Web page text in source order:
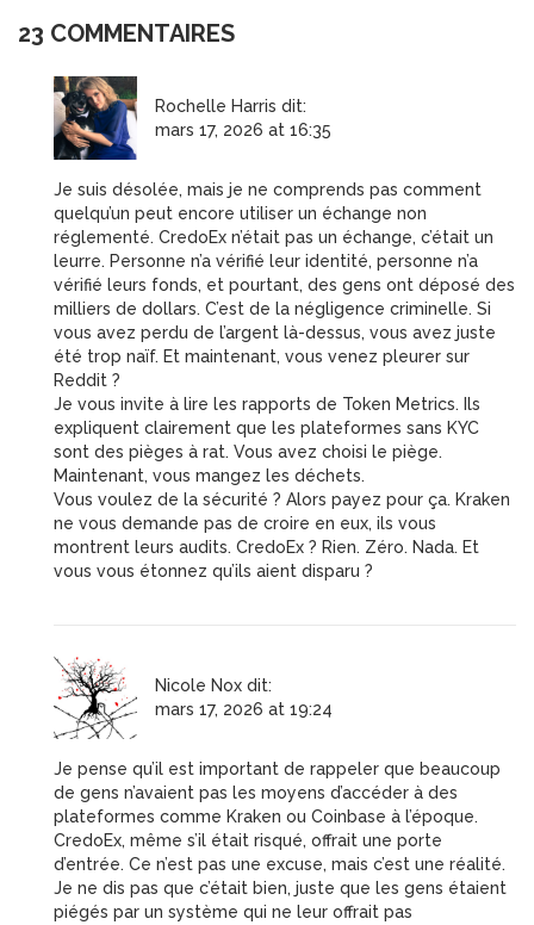
23 COMMENTAIRES
Rochelle Harris dit:
mars 17, 2026 at 16:35
Je suis désolée, mais je ne comprends pas comment
quelqu’un peut encore utiliser un échange non
réglementé. CredoEx n’était pas un échange, c’était un
leurre. Personne n’a vérifié leur identité, personne n’a
vérifié leurs fonds, et pourtant, des gens ont déposé des
milliers de dollars. C’est de la négligence criminelle. Si
vous avez perdu de l’argent là-dessus, vous avez juste
été trop naïf. Et maintenant, vous venez pleurer sur
Reddit ?
Je vous invite à lire les rapports de Token Metrics. Ils
expliquent clairement que les plateformes sans KYC
sont des pièges à rat. Vous avez choisi le piège.
Maintenant, vous mangez les déchets.
Vous voulez de la sécurité ? Alors payez pour ça. Kraken
ne vous demande pas de croire en eux, ils vous
montrent leurs audits. CredoEx ? Rien. Zéro. Nada. Et
vous vous étonnez qu’ils aient disparu ?
Nicole Nox dit:
mars 17, 2026 at 19:24
Je pense qu’il est important de rappeler que beaucoup
de gens n’avaient pas les moyens d’accéder à des
plateformes comme Kraken ou Coinbase à l’époque.
CredoEx, même s’il était risqué, offrait une porte
d’entrée. Ce n’est pas une excuse, mais c’est une réalité.
Je ne dis pas que c’était bien, juste que les gens étaient
piégés par un système qui ne leur offrait pas